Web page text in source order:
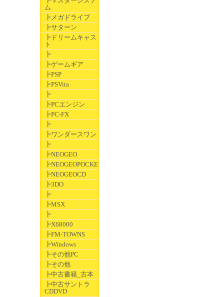
ム
┣メガドライブ
┣サターン
┣ドリームキャス
ト
┣
┣ゲームギア
┣PSP
┣PSVita
┣
┣PCエンジン
┣PC-FX
┣
┣ワンダースワン
┣
┣NEOGEO
┣NEOGEOPOCKET
┣NEOGEOCD
┣3DO
┣
┣MSX
┣
┣X68000
┣FM-TOWNS
┣Windows
┣その他PC
┣その他
┣中古書籍_古本
┣中古サントラ
CDDVD